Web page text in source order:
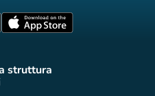
(nuova scheda)
struttura
scheda)